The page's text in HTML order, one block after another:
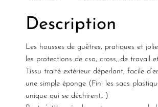
Description
Les housses de guêtres, pratiques et
les protections de cso, cross, de travail
Tissu traité extérieur déperlant, facile
une simple éponge (Fini les sacs
unique qui se déchirent.. )